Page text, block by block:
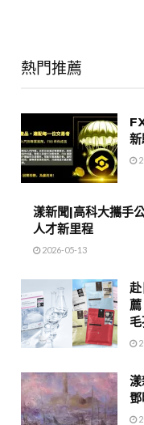
熱門推薦
漾新聞|高科大攜手
人才新里程
2026-05-13
鄧